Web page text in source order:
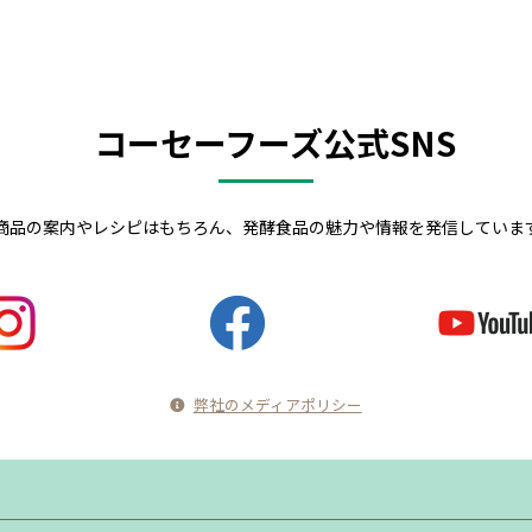
コーセーフーズ公式SNS
品の案内やレシピはもちろん、発酵食品の魅力や情報を発信していま
弊社のメディアポリシー